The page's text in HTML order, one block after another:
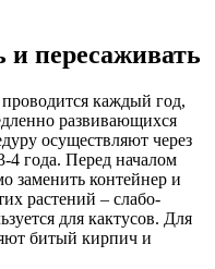
и пересаживать
каждый год,
развивающихся
осуществляют через
4 года. Перед началом
заменить контейнер и
растений – слабо-
для кактусов. Для
битый кирпич и